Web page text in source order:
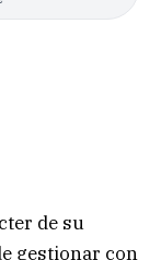
de su
gestionar con